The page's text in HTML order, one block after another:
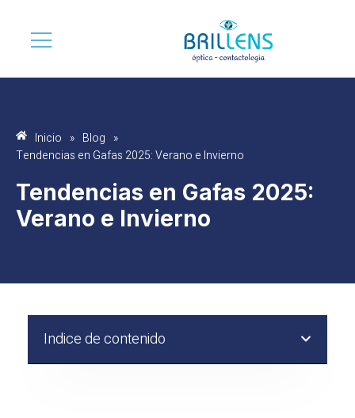
Inicio » Blog »
Tendencias en Gafas 2025: Verano e Invierno
Tendencias en Gafas 2025:
Verano e Invierno
Indice de contenido